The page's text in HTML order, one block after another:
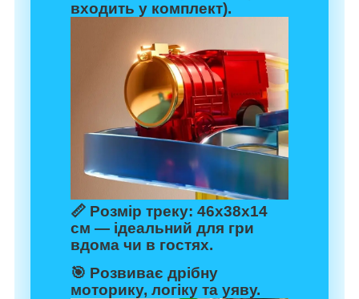
входить у комплект).
📏 Розмір треку: 46х38х14
см — ідеальний для гри
вдома чи в гостях.
🎯 Розвиває дрібну
моторику, логіку та уяву.